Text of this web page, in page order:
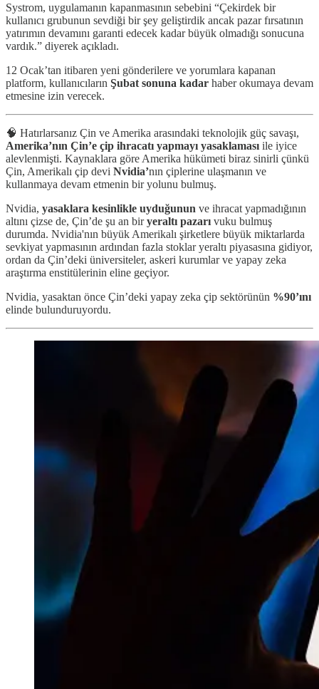
Systrom, uygulamanın kapanmasının sebebini “Çekirdek bir
kullanıcı grubunun sevdiği bir şey geliştirdik ancak pazar fırsatının
yatırımın devamını garanti edecek kadar büyük olmadığı sonucuna
vardık.” diyerek açıkladı.
12 Ocak’tan itibaren yeni gönderilere ve yorumlara kapanan
platform, kullanıcıların Şubat sonuna kadar haber okumaya devam
etmesine izin verecek.
🧠 Hatırlarsanız Çin ve Amerika arasındaki teknolojik güç savaşı,
Amerika’nın Çin’e çip ihracatı yapmayı yasaklaması ile iyice
alevlenmişti. Kaynaklara göre Amerika hükümeti biraz sinirli çünkü
Çin, Amerikalı çip devi Nvidia’nın çiplerine ulaşmanın ve
kullanmaya devam etmenin bir yolunu bulmuş.
Nvidia, yasaklara kesinlikle uyduğunun ve ihracat yapmadığının
altını çizse de, Çin’de şu an biryeraltı pazarı vuku bulmuş
durumda. Nvidia'nın büyük Amerikalı şirketlere büyük miktarlarda
sevkiyat yapmasının ardından fazla stoklar yeraltı piyasasına gidiyor,
ordan da Çin’deki üniversiteler, askeri kurumlar ve yapay zeka
araştırma enstitülerinin eline geçiyor.
Nvidia, yasaktan önce Çin’deki yapay zeka çip sektörünün %90’ını
elinde bulunduruyordu.